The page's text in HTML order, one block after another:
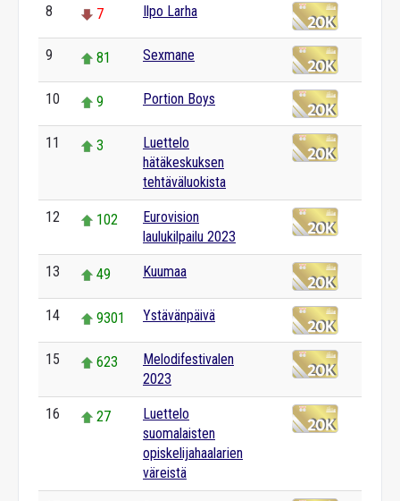
8 7 Ilpo Larha
9 81 Sexmane
10 9 Portion Boys
11 3
Luettelo
hätäkeskuksen
tehtäväluokista
12 102
Eurovision
laulukilpailu 2023
13 49 Kuumaa
14 9301 Ystävänpäivä
15 623
Melodifestivalen
2023
16 27
Luettelo
suomalaisten
opiskelijahaalarien
väreistä